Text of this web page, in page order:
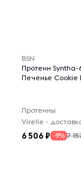
BSN
Протеин Syntha-
Печенье Cookie
Протеины
6 506 -9% 7